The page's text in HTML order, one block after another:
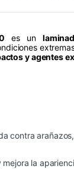
es un
y agentes
contra
la